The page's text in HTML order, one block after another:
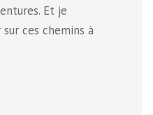
Et je
ces chemins à